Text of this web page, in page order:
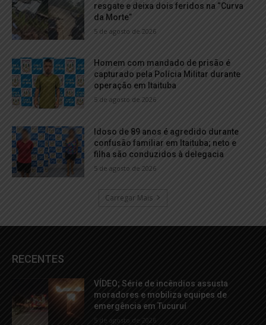
resgate e deixa dois feridos na “Curva
da Morte”
5 de agosto de 2026
Homem com mandado de prisão é
capturado pela Polícia Militar durante
operação em Itaituba
5 de agosto de 2026
Idoso de 89 anos é agredido durante
confusão familiar em Itaituba; neto e
filha são conduzidos à delegacia
5 de agosto de 2026
Carregar Mais
RECENTES
VÍDEO; Série de incêndios assusta
moradores e mobiliza equipes de
emergência em Tucuruí
5 de agosto de 2026